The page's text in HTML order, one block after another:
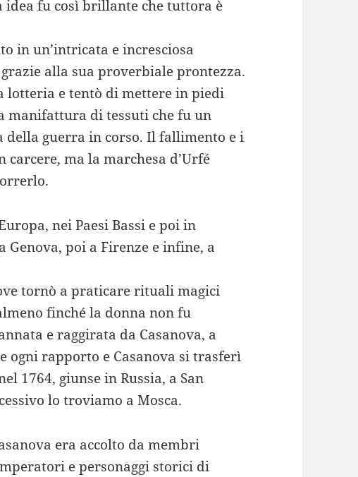
idea fu così brillante che tuttora è
in un’intricata e incresciosa
alla sua proverbiale prontezza.
lotteria e tentò di mettere in piedi
manifattura di tessuti che fu un
della guerra in corso. Il fallimento e i
ma la marchesa d’Urfé
nei Paesi Bassi e poi in
poi a Firenze e infine, a
tornò a praticare rituali magici
finché la donna non fu
e raggirata da Casanova, a
ogni rapporto e Casanova si trasferì
1764, giunse in Russia, a San
lo troviamo a Mosca.
era accolto da membri
e personaggi storici di